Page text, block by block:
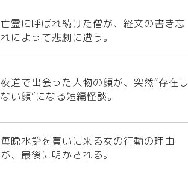
亡霊に呼ばれ続けた僧が、経文の書き忘
れによって悲劇に遭う。
夜道で出会った人物の顔が、突然“存在し
ない顔”になる短編怪談。
毎晩水飴を買いに来る女の行動の理由
が、最後に明かされる。